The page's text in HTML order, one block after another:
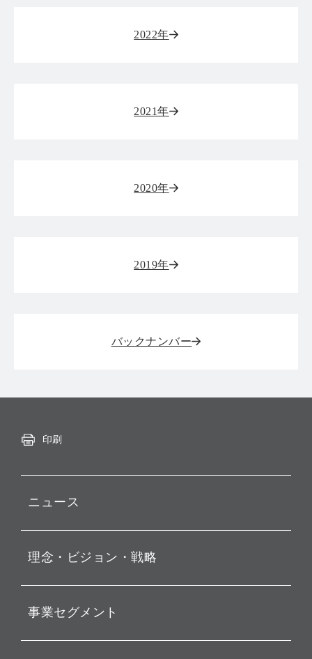
2022年
2021年
2020年
2019年
バックナンバー
印刷
ニュース
お知らせ
動画配信
理念・ビジョン・戦略
経営理念
ビジョン
事業セグメント